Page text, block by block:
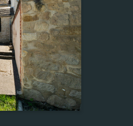
Pièce(s)
5
Chambre(s)
3